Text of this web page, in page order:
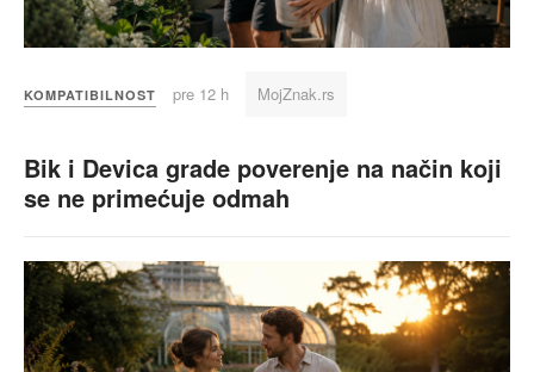
KOMPATIBILNOST pre 12 h MojZnak.rs
Bik i Devica grade poverenje na način koji
se ne primećuje odmah